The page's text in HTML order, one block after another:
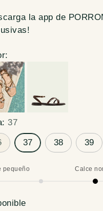
la app de
37
37 38 39
pequeño Calce